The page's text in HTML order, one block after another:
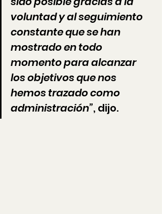
voluntad y al seguimiento
constante que se han
mostrado en todo
momento para alcanzar
los objetivos que nos
hemos trazado como
administración”, dijo.